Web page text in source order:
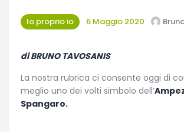
Io proprio io 6 Maggio 2020
di BRUNO TAVOSANIS
La nostra rubrica ci consente oggi di
meglio uno dei volti simbolo dell’
Spangaro.